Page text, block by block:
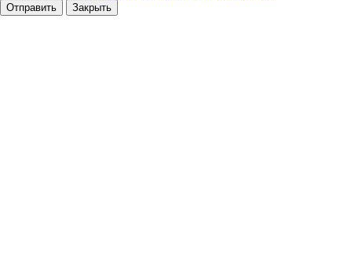
Отправить Закрыть